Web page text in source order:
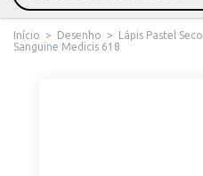
Início > Desenho > Lápis Pastel Seco
Sanguine Medicis 618